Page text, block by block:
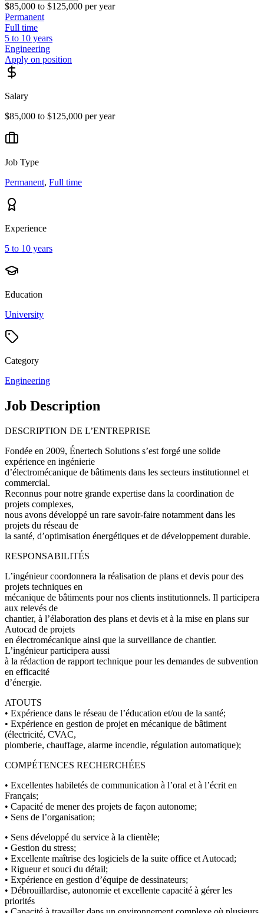
$85,000 to $125,000 per year
Permanent
Full time
5 to 10 years
Engineering
Apply on position
Salary
$85,000 to $125,000 per year
Job Type
Permanent, Full time
Experience
5 to 10 years
Education
University
Category
Engineering
Job Description
DESCRIPTION DE L’ENTREPRISE
Fondée en 2009, Énertech Solutions s’est forgé une solide
expérience en ingénierie
d’électromécanique de bâtiments dans les secteurs institutionnel et
commercial.
Reconnus pour notre grande expertise dans la coordination de
projets complexes,
nous avons développé un rare savoir-faire notamment dans les
projets du réseau de
la santé, d’optimisation énergétiques et de développement durable.
RESPONSABILITÉS
L’ingénieur coordonnera la réalisation de plans et devis pour des
projets techniques en
mécanique de bâtiments pour nos clients institutionnels. Il participera
aux relevés de
chantier, à l’élaboration des plans et devis et à la mise en plans sur
Autocad de projets
en électromécanique ainsi que la surveillance de chantier.
L’ingénieur participera aussi
à la rédaction de rapport technique pour les demandes de subvention
en efficacité
d’énergie.
ATOUTS
• Expérience dans le réseau de l’éducation et/ou de la santé;
• Expérience en gestion de projet en mécanique de bâtiment
(électricité, CVAC,
plomberie, chauffage, alarme incendie, régulation automatique);
COMPÉTENCES RECHERCHÉES
• Excellentes habiletés de communication à l’oral et à l’écrit en
Français;
• Capacité de mener des projets de façon autonome;
• Sens de l’organisation;
• Sens développé du service à la clientèle;
• Gestion du stress;
• Excellente maîtrise des logiciels de la suite office et Autocad;
• Rigueur et souci du détail;
• Expérience en gestion d’équipe de dessinateurs;
• Débrouillardise, autonomie et excellente capacité à gérer les
priorités